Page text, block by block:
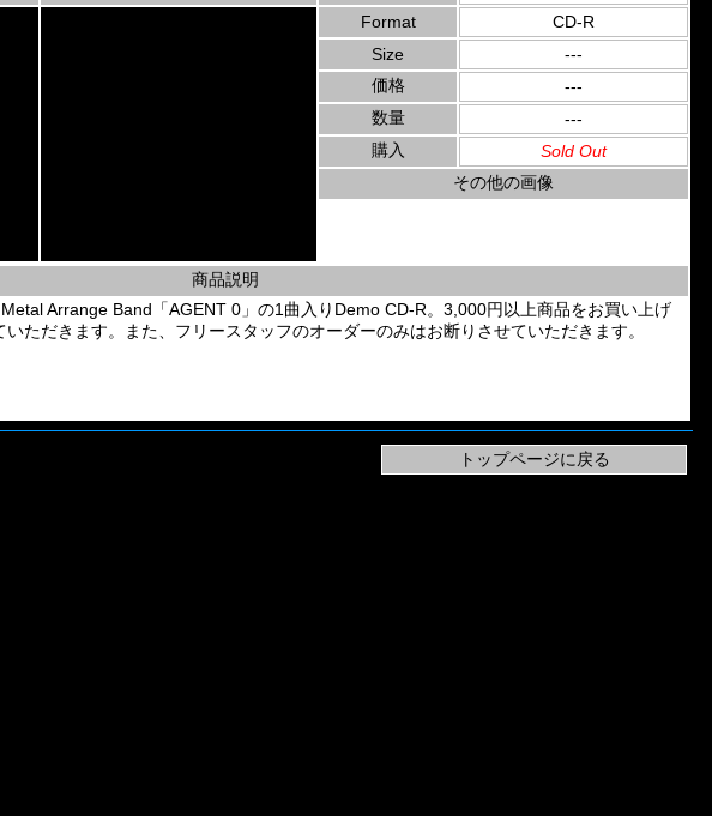
Format
CD-R
Size
---
価格
---
数量
---
購入
Sold Out
その他の画像
商品説明
Arrange Band「AGENT 0」の1曲入りDemo CD-R。3,000円以上商品をお買い上げ
ただきます。また、フリースタッフのオーダーのみはお断りさせていただきます。